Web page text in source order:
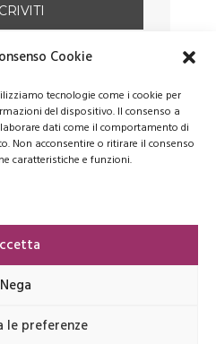
Cookie
tecnologie come i cookie per
del dispositivo. Il consenso a
dati come il comportamento di
Non acconsentire o ritirare il consenso
caratteristiche e funzioni.
Nega
le preferenze
- E' vietata la riproduzione, anche
questo sito -